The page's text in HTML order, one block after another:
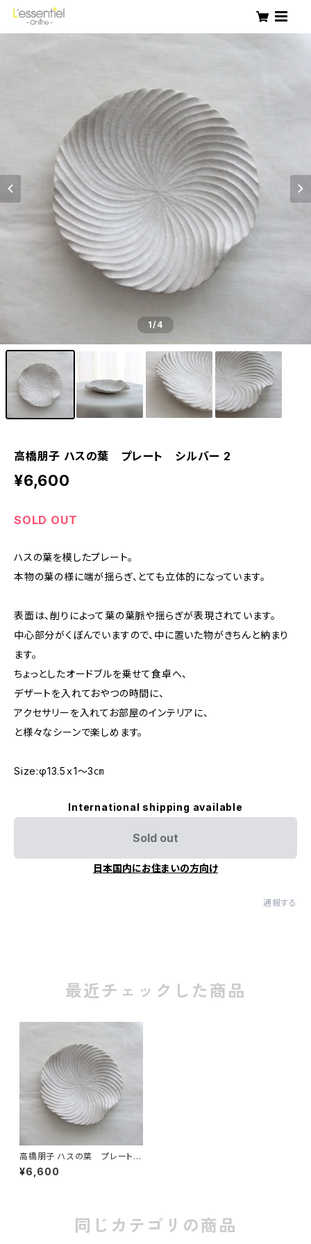
1/4
高橋朋子 ハスの葉 プレート シルバー 2
¥6,600
SOLD OUT
ハスの葉を模したプレート。
本物の葉の様に端が揺らぎ、とても立体的になっています。
表面は、削りによって葉の葉脈や揺らぎが表現されています。
中心部分がくぼんでいますので、中に置いた物がきちんと納まり
ます。
ちょっとしたオードブルを乗せて食卓へ、
デザートを入れておやつの時間に、
アクセサリーを入れてお部屋のインテリアに、
と様々なシーンで楽しめます。
Size:φ13.5ｘ1〜3㎝
International shipping available
Sold out
日本国内にお住まいの方向け
通報する
最近チェックした商品
高橋朋子 ハスの葉 プレート
シルバー 2
¥6,600
同じカテゴリの商品